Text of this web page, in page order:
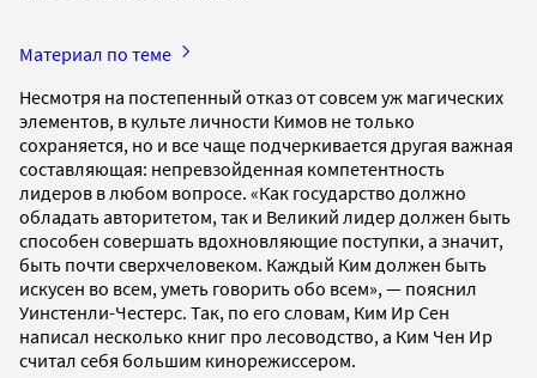
Материал по теме
Несмотря на постепенный отказ от совсем уж магических
элементов, в культе личности Кимов не только
сохраняется, но и все чаще подчеркивается другая важная
составляющая: непревзойденная компетентность
лидеров в любом вопросе. «Как государство должно
обладать авторитетом, так и Великий лидер должен быть
способен совершать вдохновляющие поступки, а значит,
быть почти сверхчеловеком. Каждый Ким должен быть
искусен во всем, уметь говорить обо всем», — пояснил
Уинстенли-Честерс. Так, по его словам, Ким Ир Сен
написал несколько книг про лесоводство, а Ким Чен Ир
считал себя большим кинорежиссером.